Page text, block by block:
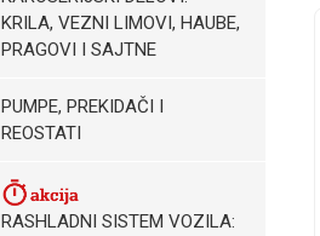
KRILA, VEZNI LIMOVI, HAUBE,
PRAGOVI I SAJTNE
PUMPE, PREKIDAČI I
REOSTATI
RASHLADNI SISTEM VOZILA: